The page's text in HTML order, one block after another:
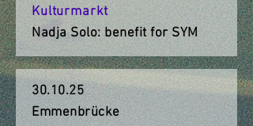
Kulturmarkt
Nadja Solo: benefit for SYM
30.10.25
Emmenbrücke